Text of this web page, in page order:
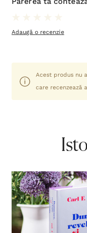
Adaugă o recenzie
Acest produs nu
care recenzează